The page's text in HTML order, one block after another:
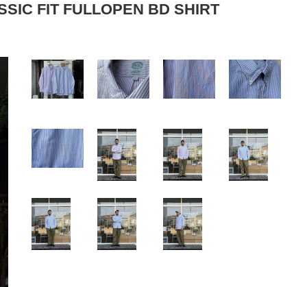
FIT FULLOPEN BD SHIRT